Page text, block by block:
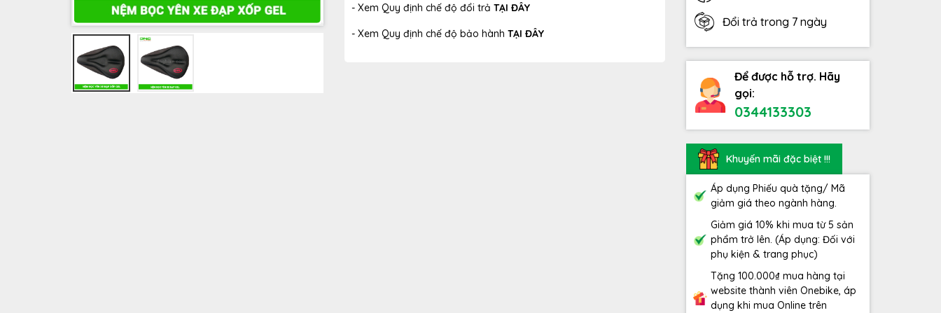
- Xem Quy định chế độ đổi trả TẠI ĐÂY
- Xem Quy định chế độ bảo hành TẠI ĐÂY
Đổi trả trong 7 ngày
Để được hỗ trợ. Hãy
gọi:
0344133303
Khuyến mãi đặc biệt !!!
Áp dụng Phiếu quà tặng/ Mã
giảm giá theo ngành hàng.
Giảm giá 10% khi mua từ 5 sản
phẩm trở lên. (Áp dụng: Đối với
phụ kiện & trang phục)
Tặng 100.000₫ mua hàng tại
website thành viên Onebike, áp
dụng khi mua Online trên